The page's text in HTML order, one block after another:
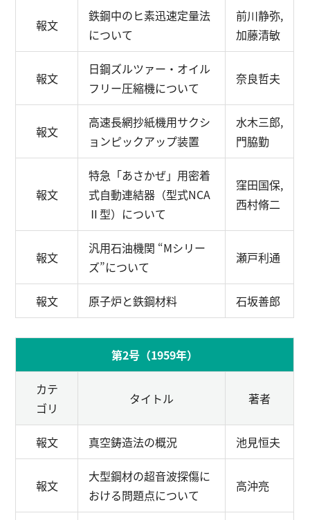
報文
鉄鋼中のヒ素迅速定量法
について
前川静弥,
加藤清敏
報文
日鋼ズルツァー・オイル
フリー圧縮機について
奈良哲夫
報文
高速長網抄紙機用サクシ
ョンピックアップ装置
水木三郎,
門脇勤
報文
特急「あさかぜ」用密着
式自動連結器（型式NCA
Ⅱ型）について
窪田国保,
西村脩二
報文
汎用石油機関 “Mシリー
ズ”について
瀬戸利通
報文 原子炉と鉄鋼材料 石坂善郎
第2号（1959年）
カテ
ゴリ
タイトル 著者
報文 真空鋳造法の概況 池見恒夫
報文
大型鋼材の超音波探傷に
おける問題点について
高沖亮